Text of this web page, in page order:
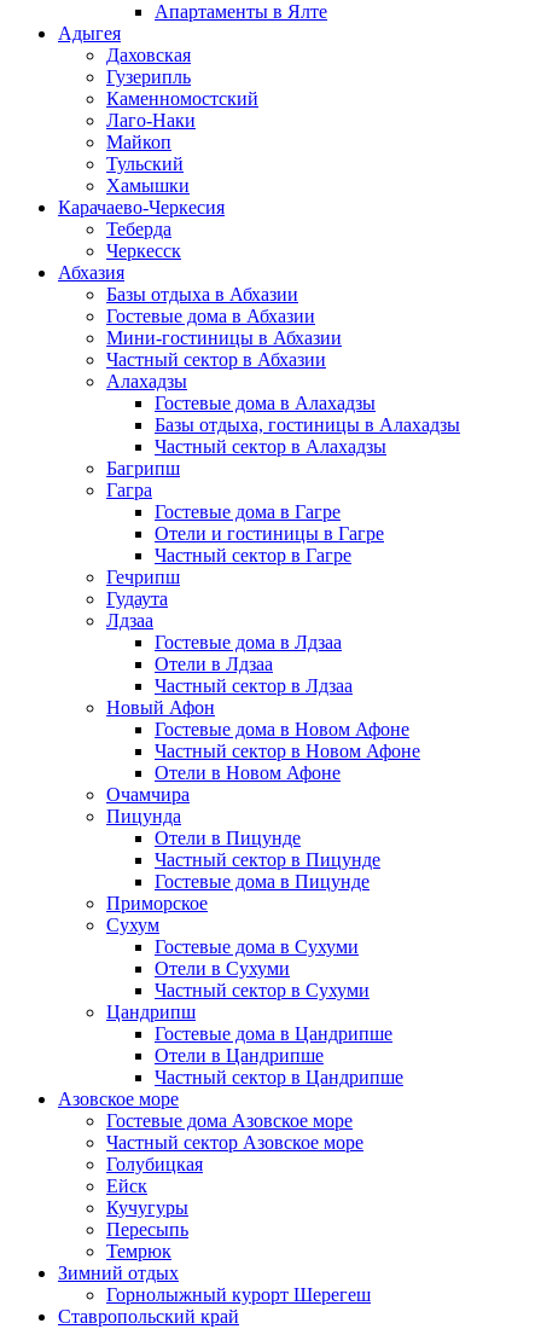
Апартаменты в Ялте
Адыгея
Даховская
Гузерипль
Каменномостский
Лаго-Наки
Майкоп
Тульский
Хамышки
Карачаево-Черкесия
Теберда
Черкесск
Абхазия
Базы отдыха в Абхазии
Гостевые дома в Абхазии
Мини-гостиницы в Абхазии
Частный сектор в Абхазии
Алахадзы
Гостевые дома в Алахадзы
Базы отдыха, гостиницы в Алахадзы
Частный сектор в Алахадзы
Багрипш
Гагра
Гостевые дома в Гагре
Отели и гостиницы в Гагре
Частный сектор в Гагре
Гечрипш
Гудаута
Лдзаа
Гостевые дома в Лдзаа
Отели в Лдзаа
Частный сектор в Лдзаа
Новый Афон
Гостевые дома в Новом Афоне
Частный сектор в Новом Афоне
Отели в Новом Афоне
Очамчира
Пицунда
Отели в Пицунде
Частный сектор в Пицунде
Гостевые дома в Пицунде
Приморское
Сухум
Гостевые дома в Сухуми
Отели в Сухуми
Частный сектор в Сухуми
Цандрипш
Гостевые дома в Цандрипше
Отели в Цандрипше
Частный сектор в Цандрипше
Азовское море
Гостевые дома Азовское море
Частный сектор Азовское море
Голубицкая
Ейск
Кучугуры
Пересыпь
Темрюк
Зимний отдых
Горнолыжный курорт Шерегеш
Ставропольский край